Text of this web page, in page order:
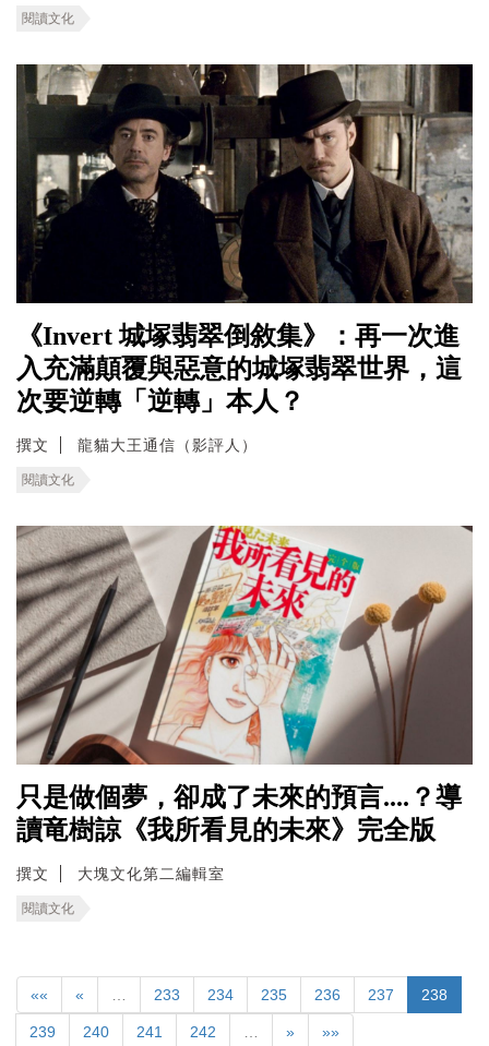
閱讀文化
《Invert 城塚翡翠倒敘集》：再一次進
入充滿顛覆與惡意的城塚翡翠世界，這
次要逆轉「逆轉」本人？
撰文 龍貓大王通信（影評人）
閱讀文化
只是做個夢，卻成了未來的預言....？導
讀竜樹諒《我所看見的未來》完全版
撰文 大塊文化第二編輯室
閱讀文化
«« « 233 234 235 236 237 238
239 240 241 242 » »»